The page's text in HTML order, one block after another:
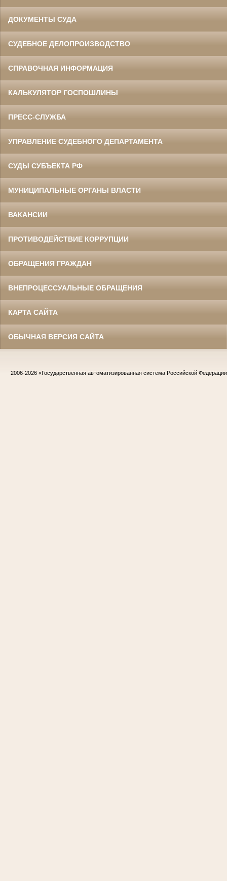
ДОКУМЕНТЫ СУДА
СУДЕБНОЕ ДЕЛОПРОИЗВОДСТВО
СПРАВОЧНАЯ ИНФОРМАЦИЯ
КАЛЬКУЛЯТОР ГОСПОШЛИНЫ
ПРЕСС-СЛУЖБА
УПРАВЛЕНИЕ СУДЕБНОГО ДЕПАРТАМЕНТА
СУДЫ СУБЪЕКТА РФ
МУНИЦИПАЛЬНЫЕ ОРГАНЫ ВЛАСТИ
ВАКАНСИИ
ПРОТИВОДЕЙСТВИЕ КОРРУПЦИИ
ОБРАЩЕНИЯ ГРАЖДАН
ВНЕПРОЦЕССУАЛЬНЫЕ ОБРАЩЕНИЯ
КАРТА САЙТА
ОБЫЧНАЯ ВЕРСИЯ САЙТА
2006-2026 «Государственная автоматизированная система Российской